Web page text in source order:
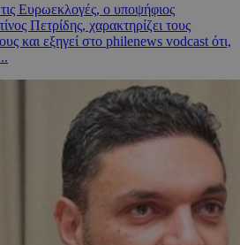
τις Ευρωεκλογές, ο υποψήφιος
Πετρίδης, χαρακτηρίζει τους
και εξηγεί στο philenews vodcast ότι,